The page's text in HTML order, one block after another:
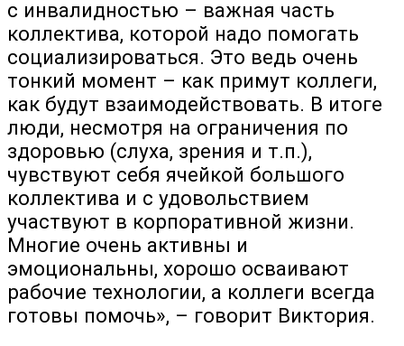
с инвалидностью – важная часть
коллектива, которой надо помогать
социализироваться. Это ведь очень
тонкий момент – как примут коллеги,
как будут взаимодействовать. В итоге
люди, несмотря на ограничения по
здоровью (слуха, зрения и т.п.),
чувствуют себя ячейкой большого
коллектива и с удовольствием
участвуют в корпоративной жизни.
Многие очень активны и
эмоциональны, хорошо осваивают
рабочие технологии, а коллеги всегда
готовы помочь», – говорит Виктория.